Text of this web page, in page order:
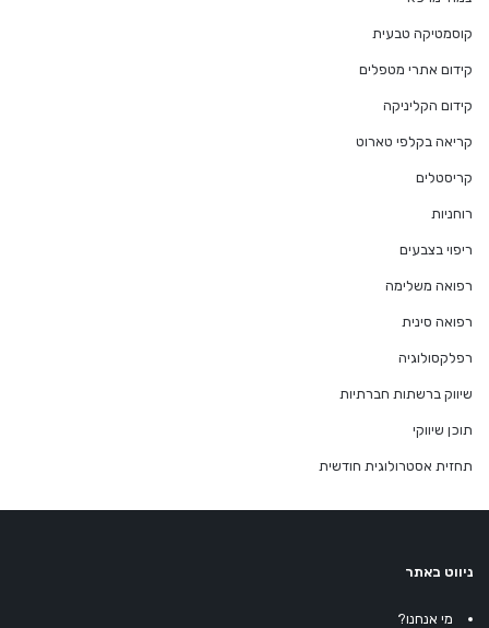
קוסמטיקה טבעית
קידום אתרי מטפלים
קידום הקליניקה
קריאה בקלפי טארוט
קריסטלים
רוחניות
ריפוי בצבעים
רפואה משלימה
רפואה סינית
רפלקסולוגיה
שיווק ברשתות חברתיות
תוכן שיווקי
תחזית אסטרולוגית חודשית
ניווט באתר
מי אנחנו?